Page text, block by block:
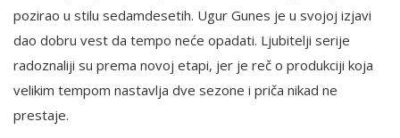
pozirao u stilu sedamdesetih. Ugur Gunes je u svojoj izjavi
dao dobru vest da tempo neće opadati. Ljubitelji serije
radoznaliji su prema novoj etapi, jer je reč o produkciji koja
velikim tempom nastavlja dve sezone i priča nikad ne
prestaje.